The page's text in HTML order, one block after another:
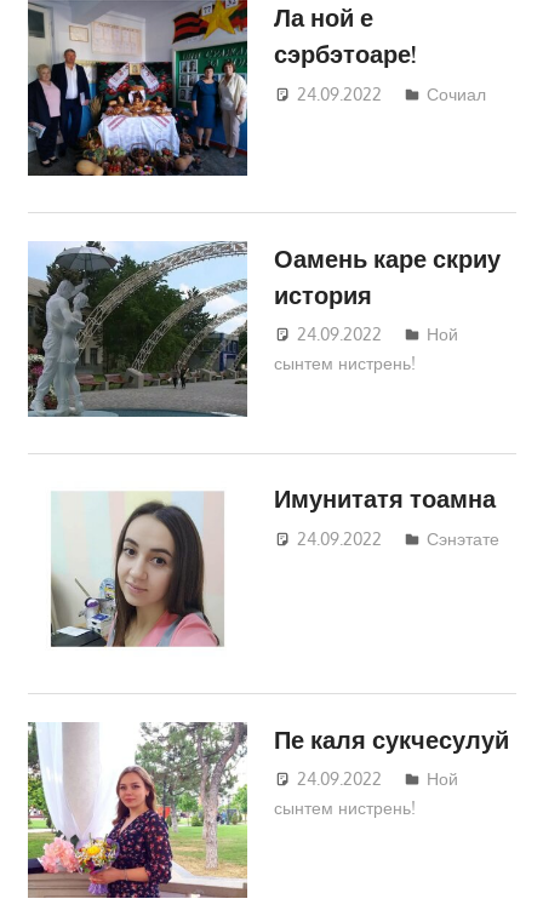
Ла ной е
сэрбэтоаре!
24.09.2022
Татьяна
Сочиал
Оамень каре скриу
история
24.09.2022
Татьяна
Трифонова
Ной
сынтем нистрень!
Имунитатя тоамна
24.09.2022
Татьяна
Сэнэтате
Пе каля сукчесулуй
24.09.2022
Татьяна
Трифонова
Ной
сынтем нистрень!